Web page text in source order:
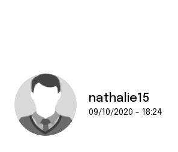
nathalie15
09/10/2020 - 18:24